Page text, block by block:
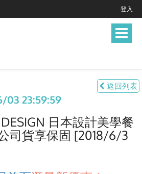
登入
Toggle
返回列表
03 23:59:59
日本設計美學餐
司貨享保固 [2018/6/3